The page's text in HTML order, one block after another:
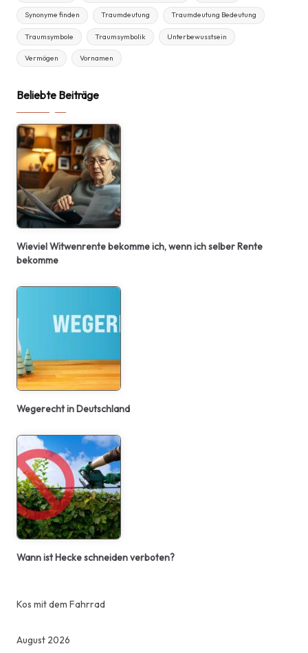
Synonyme finden Traumdeutung Traumdeutung Bedeutung
Traumsymbole Traumsymbolik Unterbewusstsein
Vermögen Vornamen
Beliebte Beiträge
Wieviel Witwenrente bekomme ich, wenn ich selber Rente
bekomme
Wegerecht in Deutschland
Wann ist Hecke schneiden verboten?
Kos mit dem Fahrrad
August 2026